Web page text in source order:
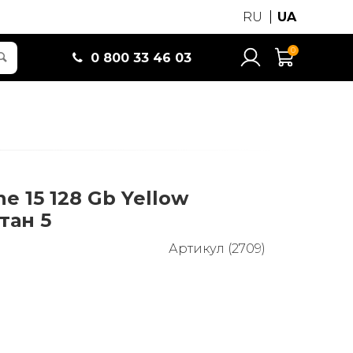
RU UA
0 800 33 46 03
0
15 128 Gb Yellow
5
Артикул (2709)